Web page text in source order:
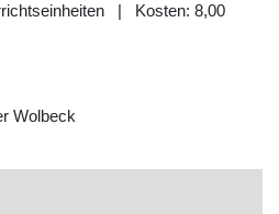
| Kosten: 8,00
Wolbeck